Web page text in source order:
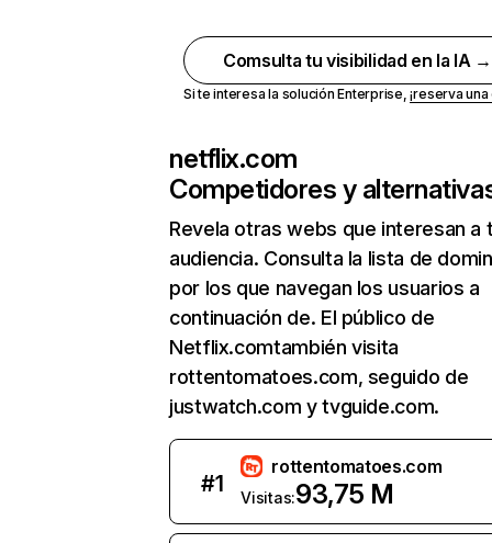
Comsulta tu visibilidad en la IA →
Si te interesa la solución Enterprise,¡reserva
netflix.com
Competidores y
Revela otras webs que interesan a
audiencia. Consulta la lista de
por los que navegan los usuarios a
continuación de. El público de
Netflix.comtambién visita
rottentomatoes.com, seguido de
justwatch.com y tvguide.com.
#1
rottentomatoes.com
Visitas:93,75 M